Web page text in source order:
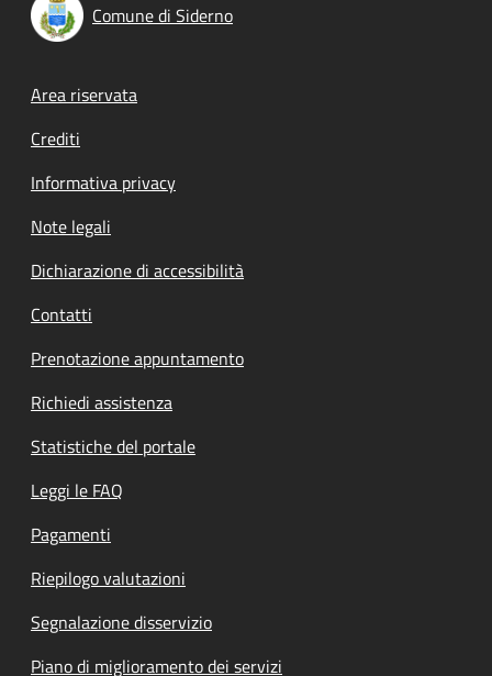
Comune di Siderno
Footer menu
Area riservata
Crediti
Informativa privacy
Note legali
Dichiarazione di accessibilità
Contatti
Prenotazione appuntamento
Richiedi assistenza
Statistiche del portale
Leggi le FAQ
Pagamenti
Riepilogo valutazioni
Segnalazione disservizio
Piano di miglioramento dei servizi